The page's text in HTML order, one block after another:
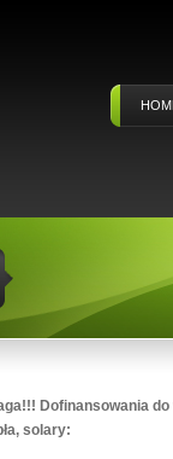
Dofinansowania
solary: